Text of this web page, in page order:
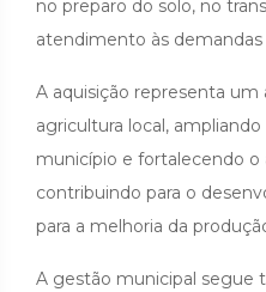
no preparo do solo, no
atendimento às demandas
A aquisição representa
agricultura local,
município e fortalecendo o
contribuindo para o
para a melhoria da
A gestão municipal segue